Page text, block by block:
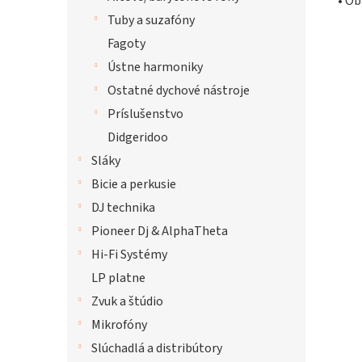
Tuby a suzafóny
Fagoty
Ústne harmoniky
Ostatné dychové nástroje
Príslušenstvo
Didgeridoo
Sláky
Bicie a perkusie
DJ technika
Pioneer Dj & AlphaTheta
Hi-Fi Systémy
LP platne
Zvuk a štúdio
Mikrofóny
Slúchadlá a distribútory